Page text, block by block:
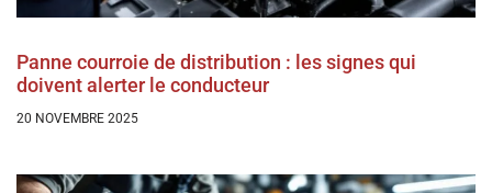
Panne courroie de distribution : les signes qui
doivent alerter le conducteur
20 NOVEMBRE 2025